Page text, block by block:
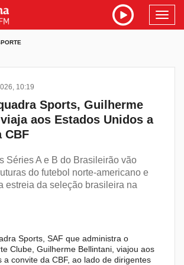
10:19
Sports, Guilherme
aos Estados Unidos a
CBF
Séries A e B do Brasileirão vão
do futebol norte-americano e
estreia da seleção brasileira na
Sports, SAF que administra o
Clube, Guilherme Bellintani, viajou aos
a convite da CBF, ao lado de dirigentes